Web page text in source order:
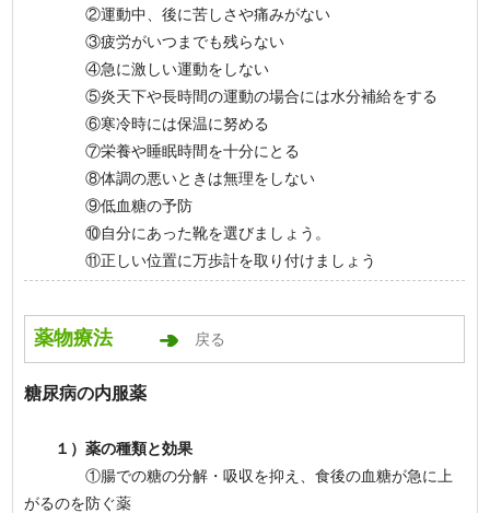
②運動中、後に苦しさや痛みがない
③疲労がいつまでも残らない
④急に激しい運動をしない
⑤炎天下や長時間の運動の場合には水分補給をする
⑥寒冷時には保温に努める
⑦栄養や睡眠時間を十分にとる
⑧体調の悪いときは無理をしない
⑨低血糖の予防
⑩自分にあった靴を選びましょう。
⑪正しい位置に万歩計を取り付けましょう
薬物療法 戻る
糖尿病の内服薬
１）薬の種類と効果
①腸での糖の分解・吸収を抑え、食後の血糖が急に上
がるのを防ぐ薬